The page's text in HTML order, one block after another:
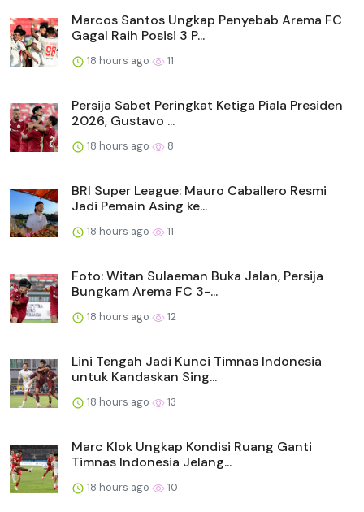
Marcos Santos Ungkap Penyebab Arema FC
Gagal Raih Posisi 3 P...
18 hours ago 11
Persija Sabet Peringkat Ketiga Piala Presiden
2026, Gustavo ...
18 hours ago 8
BRI Super League: Mauro Caballero Resmi
Jadi Pemain Asing ke...
18 hours ago 11
Foto: Witan Sulaeman Buka Jalan, Persija
Bungkam Arema FC 3-...
18 hours ago 12
Lini Tengah Jadi Kunci Timnas Indonesia
untuk Kandaskan Sing...
18 hours ago 13
Marc Klok Ungkap Kondisi Ruang Ganti
Timnas Indonesia Jelang...
18 hours ago 10